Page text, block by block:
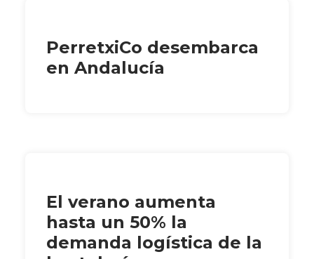
PerretxiCo desembarca
en Andalucía
El verano aumenta
hasta un 50% la
demanda logística de la